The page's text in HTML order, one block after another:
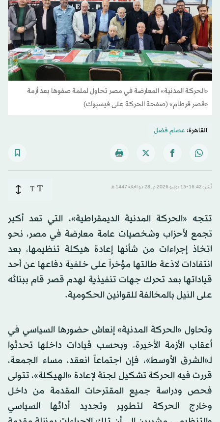
«الحركة المدنية» المعارضة في مصر تحاول لملمة صفوها بعد أزمة
«قصر قرطام» (صفحة الحركة على فيسبوك)
القاهرة: عصام فضل
نُشر: 16:42-13 يونيو 2026 م ـ 28 ذو الحِجّة 1447 هـ T
T
تتجه «الحركة المدنية الديمقراطية»، التي تعد أكبر
تجمع لأحزاب وشخصيات عامة معارضة في مصر، نحو
اتخاذ إجراءات من شأنها إعادة هيكلة تنظيمها، بعد
انتقادات لاذعة طالتها مؤخراً على خلفية دفاعها عن أحد
قياداتها بعد تحرك جهات تنفيذية لهدم قصر قام ببنائه
على النيل بالمخالفة للقوانين الحكومية.
وتحاول «الحركة المدنية» إنعاش حضورها السياسي في
أعقاب الأزمة الأخيرة. وبحسب قيادات داخلها تحدثوا
لـ«الشرق الأوسط»، فإن اجتماعاً انعقد، مساء الجمعة،
قررت فيه الحركة تشكيل لجنة لإعادة «الهيكلة»، تتولى
فحص ودراسة جميع المقترحات المقدمة من داخل
وخارج الحركة لتطوير وتجديد أدائها السياسي